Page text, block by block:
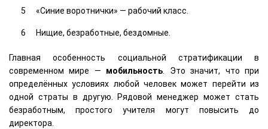
«Синие воротнички» — рабочий класс.
Нищие, безработные, бездомные.
Главная особенность социальной стратификации в
современном мире — мобильность . Это значит, что при
определённых условиях любой человек может перейти из
одной страты в другую. Рядовой менеджер может стать
безработным, простого учителя могут повысить до
директора.